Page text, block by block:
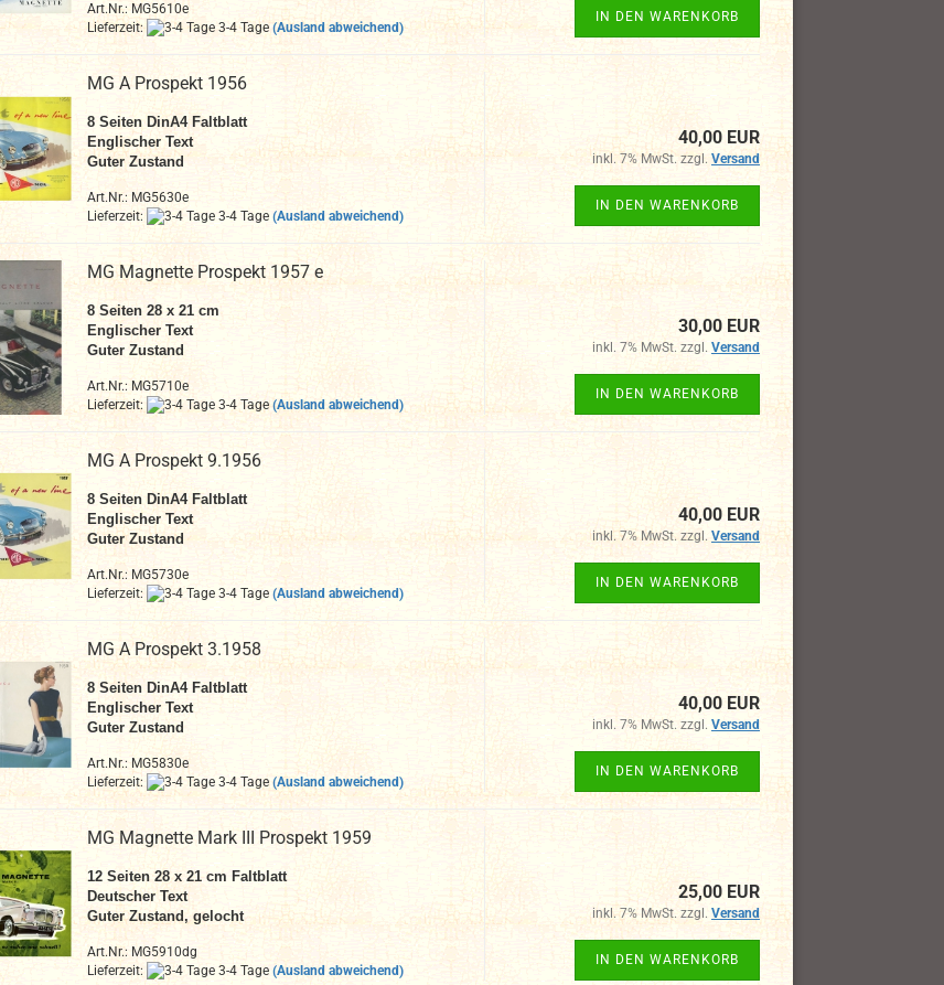
Art.Nr.: MG5610e
Lieferzeit:
3-4 Tage (Ausland abweichend)
IN DEN WARENKORB
MG A Prospekt 1956
8 Seiten DinA4 Faltblatt
Englischer Text
Guter Zustand
Art.Nr.: MG5630e
Lieferzeit:
3-4 Tage (Ausland abweichend)
40,00 EUR
inkl. 7% MwSt. zzgl. Versand
IN DEN WARENKORB
MG Magnette Prospekt 1957 e
8 Seiten 28 x 21 cm
Englischer Text
Guter Zustand
Art.Nr.: MG5710e
Lieferzeit:
3-4 Tage (Ausland abweichend)
30,00 EUR
inkl. 7% MwSt. zzgl. Versand
IN DEN WARENKORB
MG A Prospekt 9.1956
8 Seiten DinA4 Faltblatt
Englischer Text
Guter Zustand
Art.Nr.: MG5730e
Lieferzeit:
3-4 Tage (Ausland abweichend)
40,00 EUR
inkl. 7% MwSt. zzgl. Versand
IN DEN WARENKORB
MG A Prospekt 3.1958
8 Seiten DinA4 Faltblatt
Englischer Text
Guter Zustand
Art.Nr.: MG5830e
Lieferzeit:
3-4 Tage (Ausland abweichend)
40,00 EUR
inkl. 7% MwSt. zzgl. Versand
IN DEN WARENKORB
MG Magnette Mark III Prospekt 1959
12 Seiten 28 x 21 cm Faltblatt
Deutscher Text
Guter Zustand, gelocht
Art.Nr.: MG5910dg
Lieferzeit:
3-4 Tage (Ausland abweichend)
25,00 EUR
inkl. 7% MwSt. zzgl. Versand
IN DEN WARENKORB